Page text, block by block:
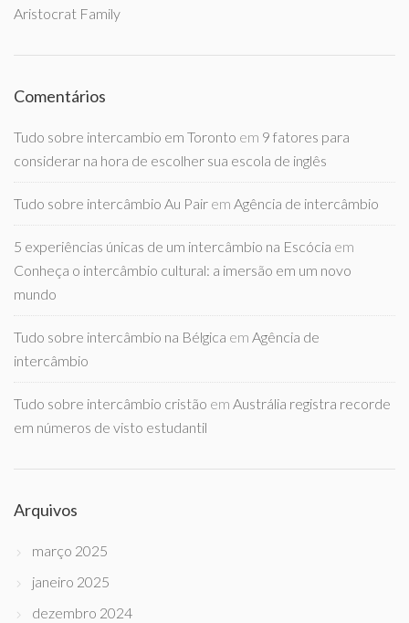
Aristocrat Family
Comentários
Tudo sobre intercambio em Toronto em 9 fatores para
considerar na hora de escolher sua escola de inglês
Tudo sobre intercâmbio Au Pair em Agência de intercâmbio
5 experiências únicas de um intercâmbio na Escócia em
Conheça o intercâmbio cultural: a imersão em um novo
mundo
Tudo sobre intercâmbio na Bélgica em Agência de
intercâmbio
Tudo sobre intercâmbio cristão em Austrália registra recorde
em números de visto estudantil
Arquivos
março 2025
janeiro 2025
dezembro 2024